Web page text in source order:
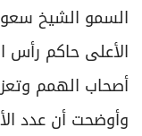
السمو الشيخ
الأعلى حاكم رأس
أصحاب الهمم
وأوضحت أن عدد